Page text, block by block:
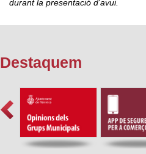
durant la presentació d'avui.
Destaquem